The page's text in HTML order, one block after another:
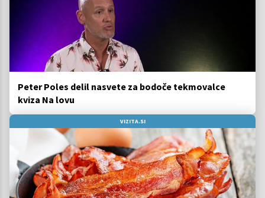
Peter Poles delil nasvete za bodoče tekmovalce
kviza Na lovu
VIZITA.SI